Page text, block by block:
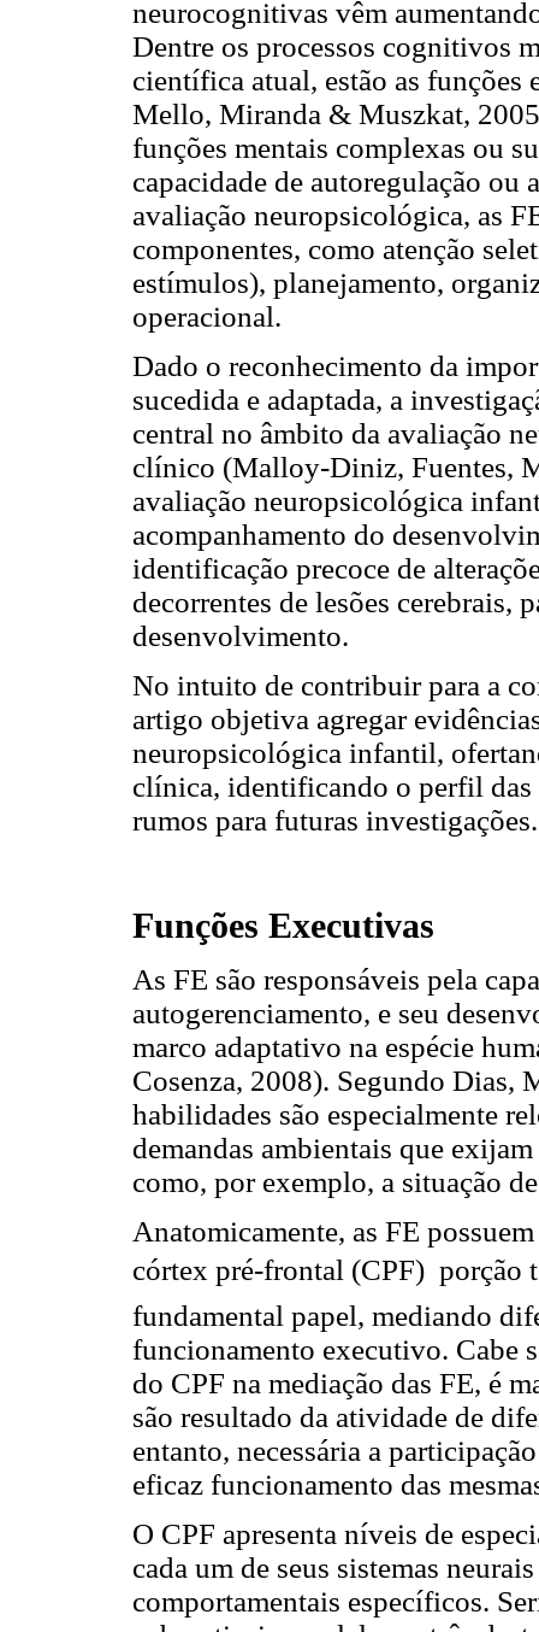
neurocognitivas vêm
Dentre os processos cognitivos
científica atual, estão as
Mello, Miranda & Muszkat,
funções mentais complexas ou
capacidade de autoregulação ou
avaliação neuropsicológica, as
componentes, como atenção
estímulos), planejamento,
operacional.
Dado o reconhecimento da
sucedida e adaptada, a
central no âmbito da avaliação
clínico (Malloy-Diniz, Fuentes,
avaliação neuropsicológica
acompanhamento do
identificação precoce de
decorrentes de lesões cerebrais,
desenvolvimento.
No intuito de contribuir para a
artigo objetiva agregar
neuropsicológica infantil,
clínica, identificando o perfil das
rumos para futuras investigações.
Funções Executivas
As FE são responsáveis pela
autogerenciamento, e seu
marco adaptativo na espécie
Cosenza, 2008). Segundo Dias,
habilidades são especialmente
demandas ambientais que
como, por exemplo, a situação
Anatomicamente, as FE
córtex pré-frontal (CPF)  porção
fundamental papel, mediando
funcionamento executivo. Cabe
do CPF na mediação das FE, é
são resultado da atividade de
entanto, necessária a
eficaz funcionamento das
O CPF apresenta níveis de
cada um de seus sistemas
comportamentais específicos.